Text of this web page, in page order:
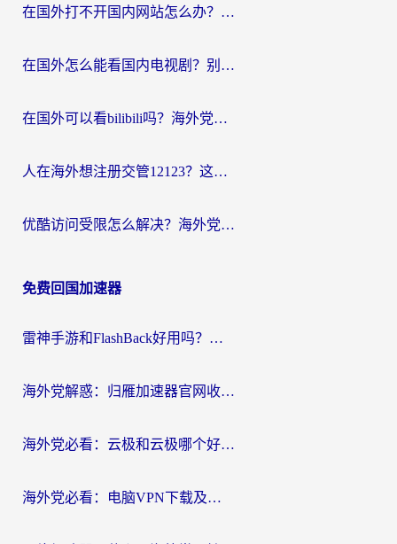
在国外打不开国内网站怎么办？海外华人亲测的回国加速器选择指南
在国外怎么能看国内电视剧？别再踩坑！这篇给你真实解决方案
在国外可以看bilibili吗？海外党追剧看番的终极解决方案来了
人在海外想注册交管12123？这篇攻略帮你搞定（附回国加速神器）
优酷访问受限怎么解决？海外党亲测有效的回国加速方案
免费回国加速器
雷神手游和FlashBack好用吗？海外党亲测指南，避开破解版坑轻松访问国内资源
海外党解惑：归雁加速器官网收费吗？+3个回国加速问题的真实答案
海外党必看：云极和云极哪个好？3分钟选对回国加速器，无缝访问国内资源
海外党必看：电脑VPN下载及回国加速器选择指南——无缝访问国内资源不再难